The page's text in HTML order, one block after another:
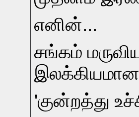
எனின்...
சங்கம்
'குன்றத்து